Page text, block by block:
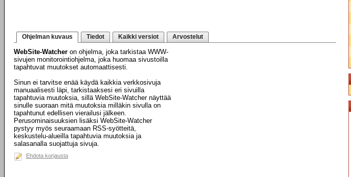
Ohjelman kuvaus Tiedot Kaikki versiot Arvostelut
WebSite-Watcher on ohjelma, joka tarkistaa WWW-
sivujen monitorointiohjelma, joka huomaa sivustoilla
tapahtuvat muutokset automaattisesti.
Sinun ei tarvitse enää käydä kaikkia verkkosivuja
manuaalisesti läpi, tarkistaaksesi eri sivuilla
tapahtuvia muutoksia, sillä WebSite-Watcher näyttää
sinulle suoraan mitä muutoksia milläkin sivulla on
tapahtunut edellisen vierailusi jälkeen.
Perusominaisuuksien lisäksi WebSite-Watcher
pystyy myös seuraamaan RSS-syötteitä,
keskustelu-alueilla tapahtuvia muutoksia ja
salasanalla suojattuja sivuja.
Ehdota korjausta